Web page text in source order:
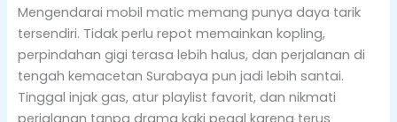
Mengendarai mobil matic memang punya daya tarik
tersendiri. Tidak perlu repot memainkan kopling,
perpindahan gigi terasa lebih halus, dan perjalanan di
tengah kemacetan Surabaya pun jadi lebih santai.
Tinggal injak gas, atur playlist favorit, dan nikmati